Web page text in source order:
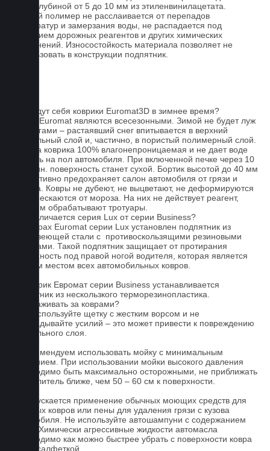
сетки глубиной от 5 до 10 мм из этиленвинилацетата.
Данный полимер не расслаивается от перепадов
температур и замерзания воды, не распадается под
действием дорожных реагентов и других химических
загрязнений. Износостойкость материала позволяет не
использовать в конструкции подпятник.
Как ведут себя коврики Euromat3D в зимнее время?
Ковры Euromat являются всесезонными. Зимой не будет луж
под ногами – растаявший снег впитывается в верхний
текстильный слой и, частично, в пористый полимерный слой.
Основа коврика 100% влагонепроницаемая и не дает воде
попасть на пол автомобиля. При включенной печке через 10
- 15 мин. поверхность станет сухой. Бортик высотой до 40 мм
эффективно предохраняет салон автомобиля от грязи и
мусора. Ковры не дубеют, не выцветают, не деформируются
и не трескаются от мороза. На них не действует реагент,
которым обрабатывают тротуары.
Чем отличается серия Lux от серии Business?
На коврах Euromat серии Lux установлен подпятник из
нержавеющей стали с противоскользящими резиновыми
вставками. Такой подпятник защищает от протирания
поверхность под правой ногой водителя, которая является
слабым местом всех автомобильных ковров.
На коврик Евромат серии Business устанавливается
подпятник из нескользкого терморезинопластика.
Как ухаживать за коврами?
1.Не используйте щетку с жестким ворсом и не
прикладывайте усилий – это может привести к повреждению
текстильного слоя.
2. Рекомендуем использовать мойку с минимальным
давлением. При использовании мойки высокого давления
необходимо быть максимально осторожными, не приближать
распылитель ближе, чем 50 – 60 см к поверхности.
3. Допускается применение обычных моющих средств для
бытовых ковров или пены для удаления грязи с кузова
автомобиля. Не используйте автошампуни с содержанием
воска! Химически агрессивные жидкости автомасла
необходимо как можно быстрее убрать с поверхности ковра
сухой салфеткой.